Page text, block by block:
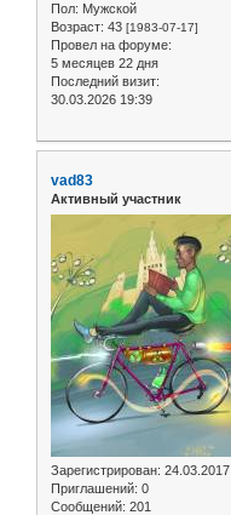
Пол: Мужской
Возраст: 43 [1983-07-17]
Провел на форуме:
5 месяцев 22 дня
Последний визит:
30.03.2026 19:39
vad83
Активный участник
Зарегистрирован: 24.03.2017
Приглашений: 0
Сообщений: 201